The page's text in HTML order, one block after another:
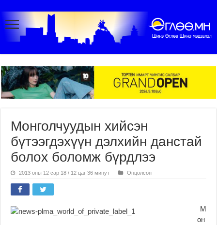
Монголчуудын хийсэн
бүтээгдэхүүн дэлхийн данстай
болох боломж бүрдлээ
2013 оны 12 сар 18 / 12 цаг 36 минут Онцолсон
М
он